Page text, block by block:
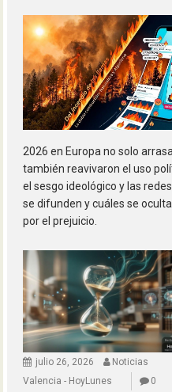
2026 en Europa no solo
también reavivaron el uso
el sesgo ideológico y las
se difunden y cuáles se
por el prejuicio.
julio 26, 2026
Noticias
Valencia - HoyLunes
0